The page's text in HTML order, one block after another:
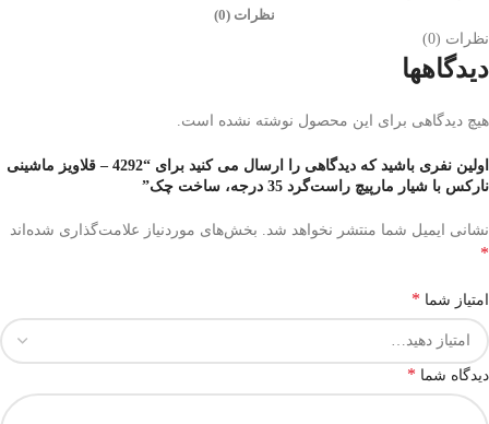
نظرات (0)
نظرات (0)
دیدگاهها
هیچ دیدگاهی برای این محصول نوشته نشده است.
اولین نفری باشید که دیدگاهی را ارسال می کنید برای “4292 – قلاویز ماشینی
نارکس با شیار مارپیچ راست‌گرد 35 درجه، ساخت چک”
نشانی ایمیل شما منتشر نخواهد شد. بخش‌های موردنیاز علامت‌گذاری شده‌اند
*
امتیاز شما *
دیدگاه شما *